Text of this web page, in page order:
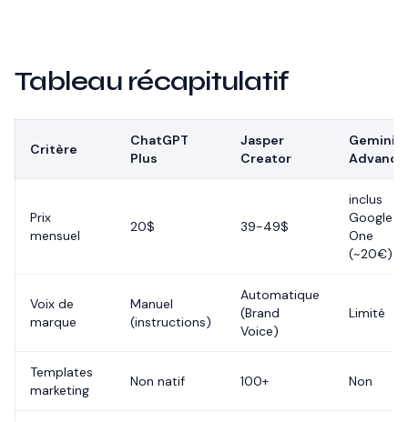
Tableau récapitulatif
Critère
ChatGPT
Plus
Jasper
Creator
Gemini
Prix
mensuel
20$ 39-49$
inclus
Google
One
(~20€)
Voix de
marque
Manuel
(instructions)
Automatique
(Brand
Voice)
Limité
Templates
marketing
Non natif 100+ Non